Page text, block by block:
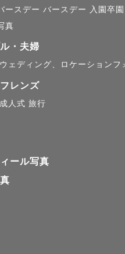
ースデー バースデー
入園卒
真
・夫婦
ウェディング、ロケーションフ
レンズ
成人式 旅行
ール写真